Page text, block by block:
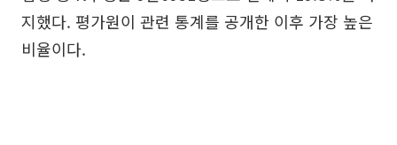
지했다. 평가원이 관련 통계를 공개한 이후 가장 높은
비율이다.